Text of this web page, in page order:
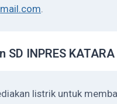
.
INPRES KATARA
listrik untuk